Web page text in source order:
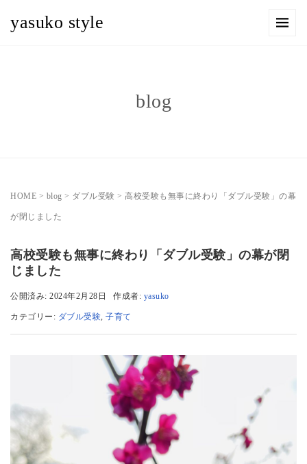
yasuko style
blog
HOME > blog > ダブル受験 > 高校受験も無事に終わり「ダブル受験」の幕
が閉じました
高校受験も無事に終わり「ダブル受験」の幕が閉
じました
公開済み: 2024年2月28日 作成者: yasuko
カテゴリー: ダブル受験, 子育て